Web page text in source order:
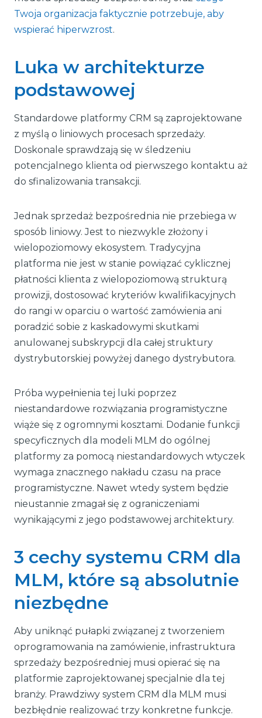
Twoja organizacja faktycznie potrzebuje, aby
wspierać hiperwzrost.
Luka w architekturze
podstawowej
Standardowe platformy CRM są zaprojektowane
z myślą o liniowych procesach sprzedaży.
Doskonale sprawdzają się w śledzeniu
potencjalnego klienta od pierwszego kontaktu aż
do sfinalizowania transakcji.
Jednak sprzedaż bezpośrednia nie przebiega w
sposób liniowy. Jest to niezwykle złożony i
wielopoziomowy ekosystem. Tradycyjna
platforma nie jest w stanie powiązać cyklicznej
płatności klienta z wielopoziomową strukturą
prowizji, dostosować kryteriów kwalifikacyjnych
do rangi w oparciu o wartość zamówienia ani
poradzić sobie z kaskadowymi skutkami
anulowanej subskrypcji dla całej struktury
dystrybutorskiej powyżej danego dystrybutora.
Próba wypełnienia tej luki poprzez
niestandardowe rozwiązania programistyczne
wiąże się z ogromnymi kosztami. Dodanie funkcji
specyficznych dla modeli MLM do ogólnej
platformy za pomocą niestandardowych wtyczek
wymaga znacznego nakładu czasu na prace
programistyczne. Nawet wtedy system będzie
nieustannie zmagał się z ograniczeniami
wynikającymi z jego podstawowej architektury.
3 cechy systemu CRM dla
MLM, które są absolutnie
niezbędne
Aby uniknąć pułapki związanej z tworzeniem
oprogramowania na zamówienie, infrastruktura
sprzedaży bezpośredniej musi opierać się na
platformie zaprojektowanej specjalnie dla tej
branży. Prawdziwy system CRM dla MLM musi
bezbłędnie realizować trzy konkretne funkcje.